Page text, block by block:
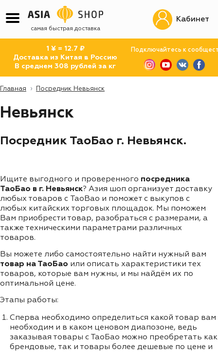
самая быстрая доставка
1 ¥ = 12.7 ₽
Доставка из Китая в Россию
В среднем 308 рублей за кг
Подключайтесь к
Кабинет
Главная Посредник Невьянск
Невьянск
Посредник ТаоБао г. Невьянск.
Ищите выгодного и проверенного посредника
ТаоБао в г. Невьянск? Азия шоп организует доставку
любых товаров с TaoBao и поможет с выкупов с
любых китайских торговых площадок. Мы поможем
Вам приобрести товар, разобраться с размерами, а
также техническими параметрами различных
товаров.
Вы можете либо самостоятельно найти нужный вам
товар на ТаоБао или описать характеристики тех
товаров, которые вам нужны, и мы найдём их по
оптимальной цене.
Этапы работы:
Сперва необходимо определиться какой товар вам
необходим и в каком ценовом диапозоне, ведь
заказывая товары с ТаоБао можно преобретать как
брендовые, так и товары более дешевые по цене и